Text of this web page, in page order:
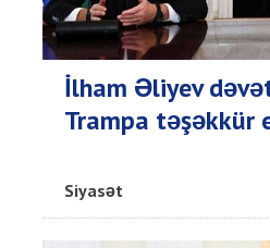
İlham Əliyev
Trampa təşəkkür
Siyasət